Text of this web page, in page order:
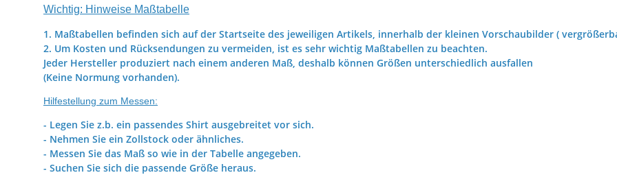
Wichtig: Hinweise Maßtabelle
1. Maßtabellen befinden sich auf der Startseite des jeweiligen Artikels, innerhalb der kleinen Vorschaubilder (
2. Um Kosten und Rücksendungen zu vermeiden, ist es sehr wichtig Maßtabellen zu beachten.
Jeder Hersteller produziert nach einem anderen Maß, deshalb können Größen unterschiedlich ausfallen
(Keine Normung vorhanden).
Hilfestellung zum Messen:
- Legen Sie z.b. ein passendes Shirt ausgebreitet vor sich.
- Nehmen Sie ein Zollstock oder ähnliches.
- Messen Sie das Maß so wie in der Tabelle angegeben.
- Suchen Sie sich die passende Größe heraus.